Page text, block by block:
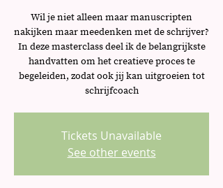
Wil je niet alleen maar manuscripten
nakijken maar meedenken met de schrijver?
In deze masterclass deel ik de belangrijkste
handvatten om het creatieve proces te
begeleiden, zodat ook jij kan uitgroeien tot
schrijfcoach
Tickets Unavailable
See other events